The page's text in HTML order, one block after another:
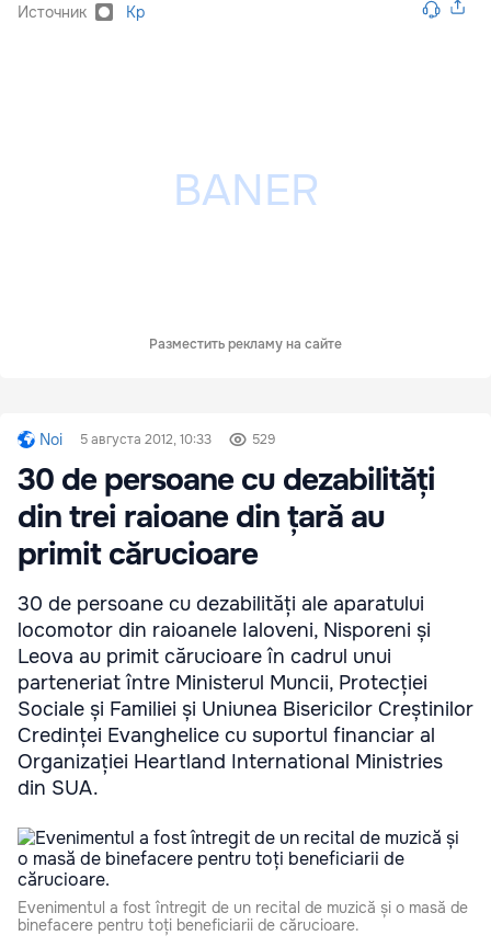
Источник Kp
Разместить рекламу на сайте
Noi 5 августа 2012, 10:33 529
30 de persoane cu dezabilități
din trei raioane din țară au
primit cărucioare
30 de persoane cu dezabilități ale aparatului
locomotor din raioanele Ialoveni, Nisporeni și
Leova au primit cărucioare în cadrul unui
parteneriat între Ministerul Muncii, Protecției
Sociale și Familiei și Uniunea Bisericilor Creștinilor
Credinței Evanghelice cu suportul financiar al
Organizației Heartland International Ministries
din SUA.
Evenimentul a fost întregit de un recital de muzică și o masă de
binefacere pentru toți beneficiarii de cărucioare.